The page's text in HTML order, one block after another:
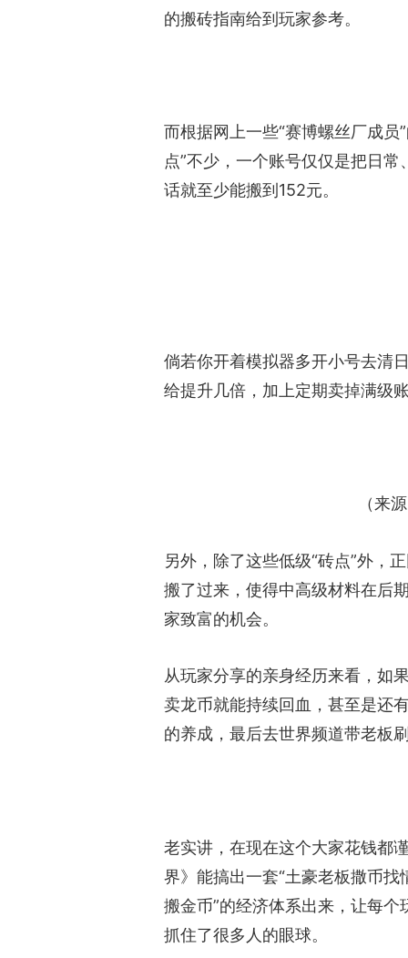
的搬砖指南给到玩家参考。
而根据网上一些“赛博螺丝厂成
点”不少，一个账号仅仅是把日
话就至少能搬到152元。
倘若你开着模拟器多开小号去清
给提升几倍，加上定期卖掉满级
（来
另外，除了这些低级“砖点”外，
搬了过来，使得中高级材料在后
家致富的机会。
从玩家分享的亲身经历来看，如
卖龙币就能持续回血，甚至是还
的养成，最后去世界频道带老板
老实讲，在现在这个大家花钱都
界》能搞出一套“土豪老板撒币
搬金币”的经济体系出来，让每
抓住了很多人的眼球。